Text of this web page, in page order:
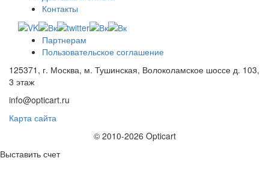
Контакты
Партнерам
Пользовательское соглашение
125371, г. Москва, м. Тушинская, Волоколамское шоссе д. 103,
3 этаж
info@opticart.ru
Карта сайта
© 2010-2026 Opticart
Выставить счет